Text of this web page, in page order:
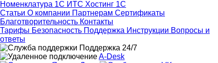
Номенклатура 1С ИТС Хостинг 1С
Статьи О компании Партнерам Сертификаты
Благотворительность Контакты
Тарифы Безопасность Поддержка Инструкции Вопросы и
ответы
Поддержка 24/7
A-Desk